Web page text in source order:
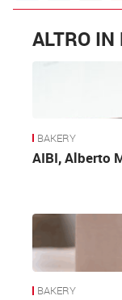
ALTRO IN
BAKERY
AIBI, Alberto
BAKERY